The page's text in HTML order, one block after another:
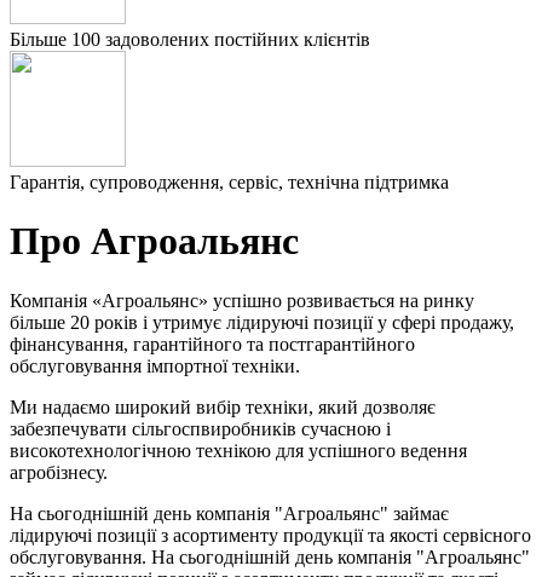
Більше 100 задоволених постійних клієнтів
Гарантія, супроводження, сервіс, технічна підтримка
Про Агроальянс
Компанія «Агроальянс» успішно розвивається на ринку
більше 20 років і утримує лідируючі позиції у сфері продажу,
фінансування, гарантійного та постгарантійного
обслуговування імпортної техніки.
Ми надаємо широкий вибір техніки, який дозволяє
забезпечувати сільгоспвиробників сучасною і
високотехнологічною технікою для успішного ведення
агробізнесу.
На сьогоднішній день компанія "Агроальянс" займає
лідируючі позиції з асортименту продукції та якості сервісного
обслуговування. На сьогоднішній день компанія "Агроальянс"